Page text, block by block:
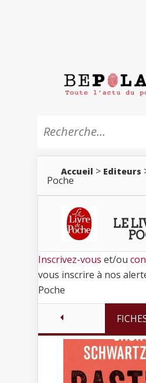
Accueil > Editeurs
Poche
LE
Inscrivez-vous et/ou
vous inscrire à nos
Poche